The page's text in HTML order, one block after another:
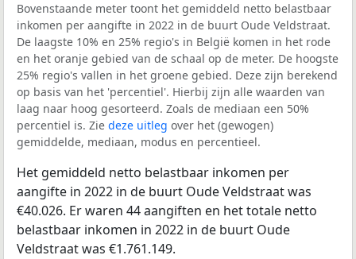
Bovenstaande meter toont het gemiddeld netto belastbaar
inkomen per aangifte in 2022 in de buurt Oude Veldstraat.
De laagste 10% en 25% regio's in België komen in het rode
en het oranje gebied van de schaal op de meter. De hoogste
25% regio's vallen in het groene gebied. Deze zijn berekend
op basis van het 'percentiel'. Hierbij zijn alle waarden van
laag naar hoog gesorteerd. Zoals de mediaan een 50%
percentiel is. Zie deze uitleg over het (gewogen)
gemiddelde, mediaan, modus en percentieel.
Het gemiddeld netto belastbaar inkomen per
aangifte in 2022 in de buurt Oude Veldstraat was
€40.026. Er waren 44 aangiften en het totale netto
belastbaar inkomen in 2022 in de buurt Oude
Veldstraat was €1.761.149.